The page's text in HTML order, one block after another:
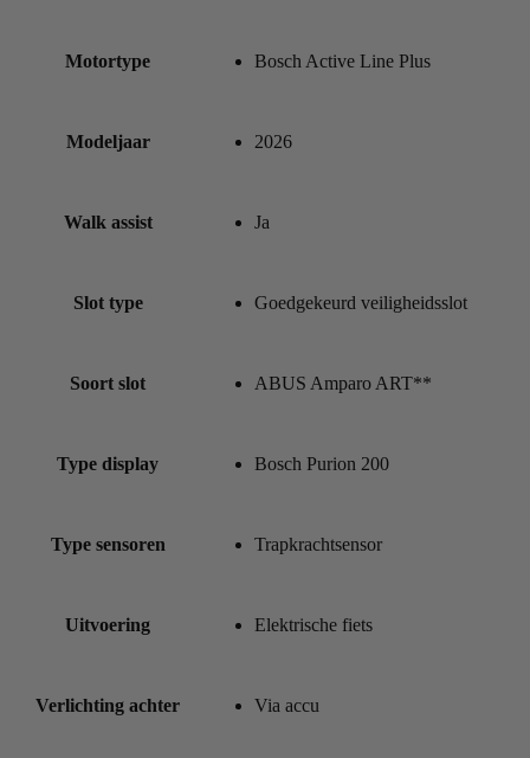
Motortype Bosch Active Line Plus
Modeljaar 2026
Walk assist Ja
Slot type Goedgekeurd veiligheidsslot
Soort slot ABUS Amparo ART**
Type display Bosch Purion 200
Type sensoren Trapkrachtsensor
Uitvoering Elektrische fiets
Verlichting achter Via accu